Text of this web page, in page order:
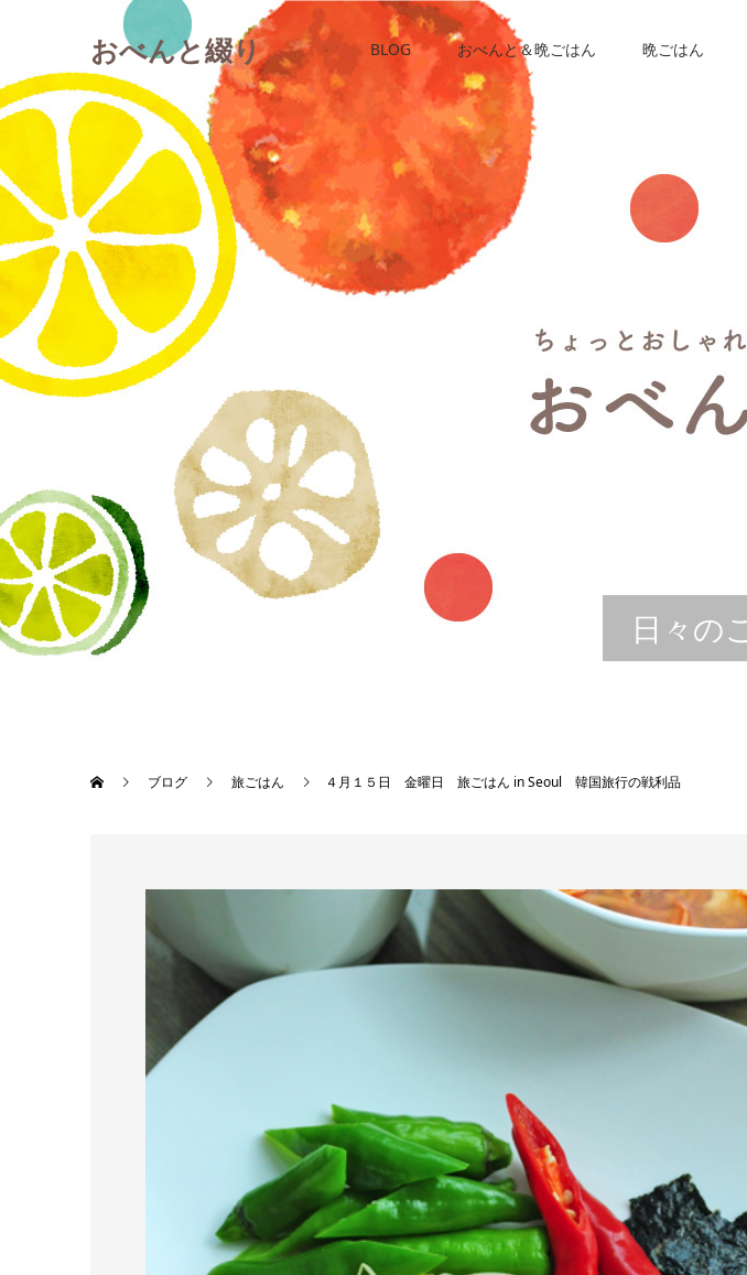
おべんと綴り BLOG おべんと＆晩ごはん 晩ごはん
日々の
ブログ 旅ごはん ４月１５日 金曜日 旅ごはん in Seoul 韓国旅行の戦利品